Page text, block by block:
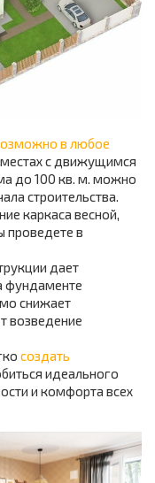
в любое
с движущимся
до 100 кв. м. можно
строительства.
каркаса весной,
проведете в
дает
фундаменте
снижает
возведение
создать
идеального
и комфорта всех